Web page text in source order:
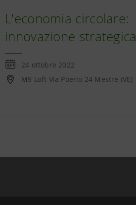
L'economia circolare:
innovazione strategica
24 ottobre 2022
M9 Loft Via Poerio 24 Mestre (VE)